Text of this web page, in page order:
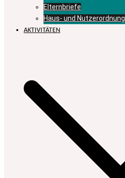
Elternbriefe
Haus- und Nutzerordnung
AKTIVITÄTEN